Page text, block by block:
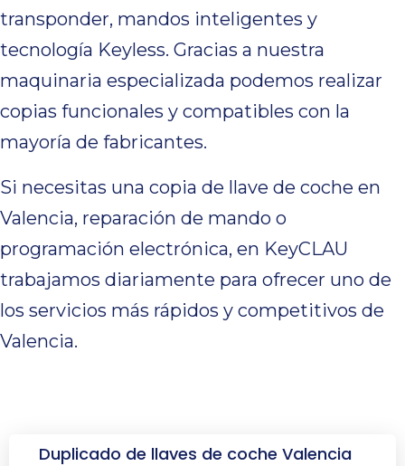
transponder, mandos inteligentes y
tecnología Keyless. Gracias a nuestra
maquinaria especializada podemos realizar
copias funcionales y compatibles con la
mayoría de fabricantes.
Si necesitas una copia de llave de coche en
Valencia, reparación de mando o
programación electrónica, en KeyCLAU
trabajamos diariamente para ofrecer uno de
los servicios más rápidos y competitivos de
Valencia.
Duplicado de llaves de coche Valencia